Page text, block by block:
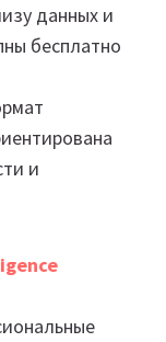
данных и
бесплатно
и